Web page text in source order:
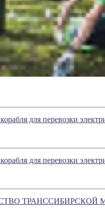
для перевозки
для перевозки
ТРАНССИБИРСКОЙ